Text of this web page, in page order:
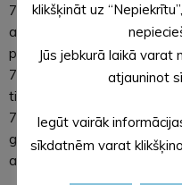
7.10. pirms sacensībām
ar drošības instrukciju un
par tās ievērošanu;
7.11. ja drošības noteikumi
tiesības pārtraukt
7.12. pieteikšanās
guntis.kozilans@aluksne.lv
augustam.
klikšķināt uz
Jūs jebkurā laikā varat
atjauninot
Iegūt vairāk
sīkdatnēm varat